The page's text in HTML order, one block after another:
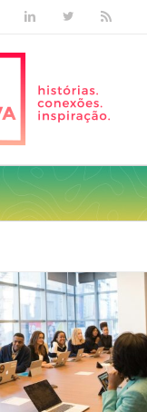
FacebookLinkedinTwitter